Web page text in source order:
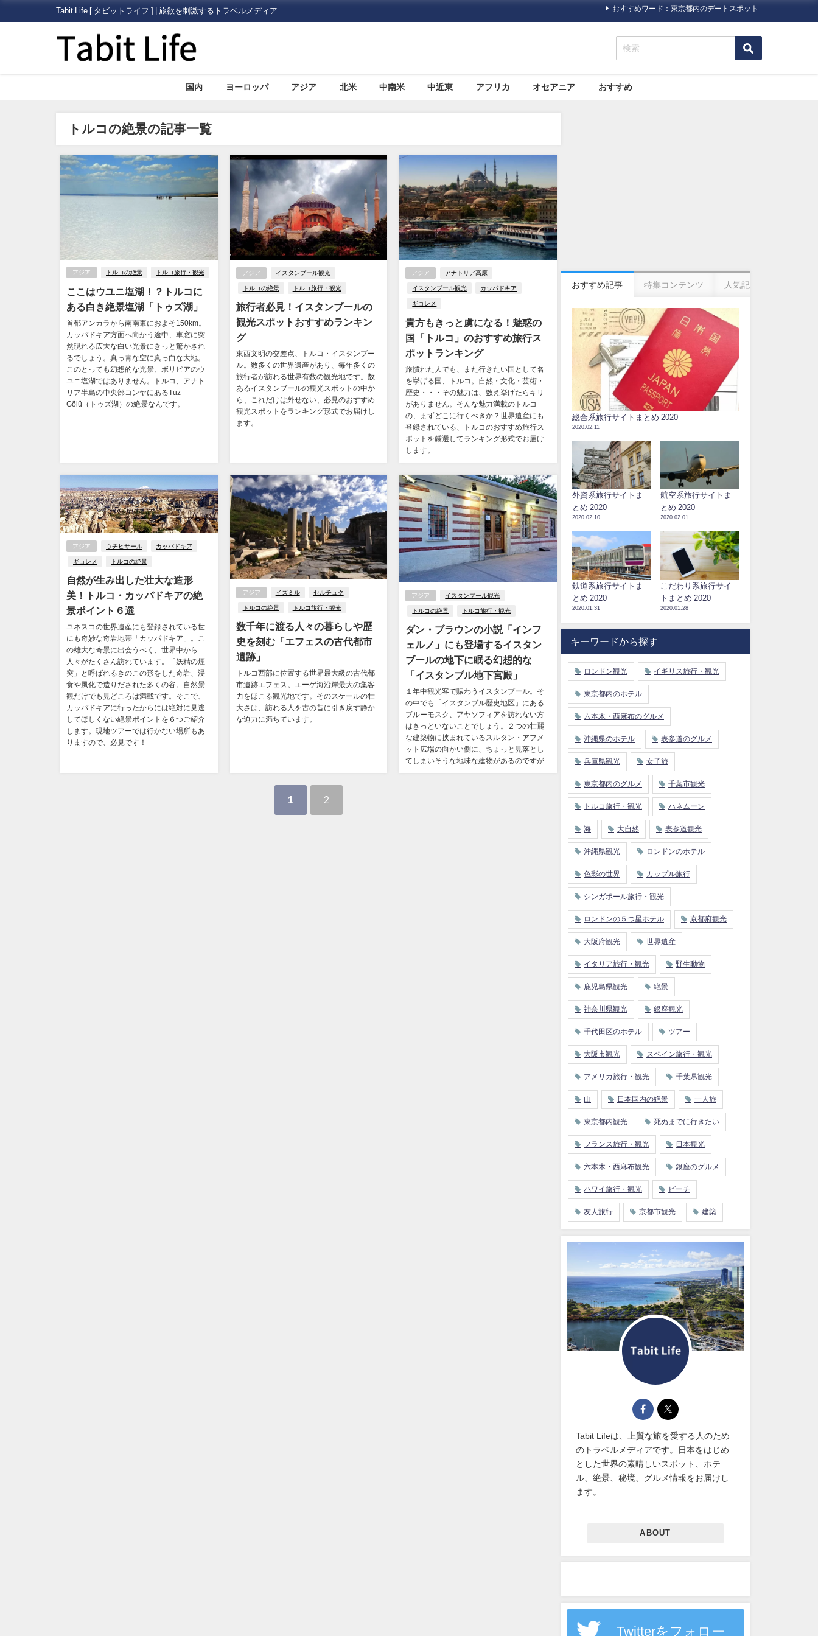
Tabit Life [ タビットライフ ] | 旅欲を刺激するトラベルメディア おすすめワード：東京都内のデートスポット
国内 ヨーロッパ アジア 北米 中南米 中近東 アフリカ オセアニア おすすめ
トルコの絶景の記事一覧
アジア トルコの絶景 トルコ旅行・観光
ここはウユニ塩湖！？トルコに
ある白き絶景塩湖「トゥズ湖」
首都アンカラから南南東におよそ150km。
カッパドキア方面へ向かう途中、車窓に突
然現れる広大な白い光景にきっと驚かされ
るでしょう。真っ青な空に真っ白な大地。
このとっても幻想的な光景、ボリビアのウ
ユニ塩湖ではありません。トルコ、アナト
リア半島の中央部コンヤにあるTuz
Gölü（トゥズ湖）の絶景なんです。
アジア イスタンブール観光
トルコの絶景 トルコ旅行・観光
旅行者必見！イスタンブールの
観光スポットおすすめランキン
グ
東西文明の交差点、トルコ・イスタンブー
ル。数多くの世界遺産があり、毎年多くの
旅行者が訪れる世界有数の観光地です。数
あるイスタンブールの観光スポットの中か
ら、これだけは外せない、必見のおすすめ
観光スポットをランキング形式でお届けし
ます。
アジア アナトリア高原
イスタンブール観光 カッパドキア
ギョレメ
貴方もきっと虜になる！魅惑の
国「トルコ」のおすすめ旅行ス
ポットランキング
旅慣れた人でも、また行きたい国として名
を挙げる国、トルコ。自然・文化・芸術・
歴史・・・その魅力は、数え挙げたらキリ
がありません。そんな魅力満載のトルコ
の、まずどこに行くべきか？世界遺産にも
登録されている、トルコのおすすめ旅行ス
ポットを厳選してランキング形式でお届け
します。
アジア ウチヒサール カッパドキア
ギョレメ トルコの絶景
自然が生み出した壮大な造形
美！トルコ・カッパドキアの絶
景ポイント６選
ユネスコの世界遺産にも登録されている世
にも奇妙な奇岩地帯「カッパドキア」。こ
の雄大な奇景に出会うべく、世界中から
人々がたくさん訪れています。「妖精の煙
突」と呼ばれるきのこの形をした奇岩、浸
食や風化で造りだされた多くの谷。自然景
観だけでも見どころは満載です。そこで、
カッパドキアに行ったからには絶対に見逃
してほしくない絶景ポイントを６つご紹介
します。現地ツアーでは行かない場所もあ
りますので、必見です！
アジア イズミル セルチュク
トルコの絶景 トルコ旅行・観光
数千年に渡る人々の暮らしや歴
史を刻む「エフェスの古代都市
遺跡」
トルコ西部に位置する世界最大級の古代都
市遺跡エフェス。エーゲ海沿岸最大の集客
力をほこる観光地です。そのスケールの壮
大さは、訪れる人を古の昔に引き戻す静か
な迫力に満ちています。
アジア イスタンブール観光
トルコの絶景 トルコ旅行・観光
ダン・ブラウンの小説「インフ
ェルノ」にも登場するイスタン
ブールの地下に眠る幻想的な
「イスタンブル地下宮殿」
１年中観光客で賑わうイスタンブール。そ
の中でも「イスタンブル歴史地区」にある
ブルーモスク、アヤソフィアを訪れない方
はきっといないことでしょう。２つの壮麗
な建築物に挟まれているスルタン・アフメ
ット広場の向かい側に、ちょっと見落とし
てしまいそうな地味な建物があるのですが...
1 2
おすすめ記事 特集コンテンツ 人気記事
総合系旅行サイトまとめ 2020
2020.02.11
外資系旅行サイトま
とめ 2020
2020.02.10
航空系旅行サイトま
とめ 2020
2020.02.01
鉄道系旅行サイトま
とめ 2020
2020.01.31
こだわり系旅行サイ
トまとめ 2020
2020.01.28
キーワードから探す
ロンドン観光 イギリス旅行・観光
東京都内のホテル
六本木・西麻布のグルメ
沖縄県のホテル 表参道のグルメ
兵庫県観光 女子旅
東京都内のグルメ 千葉市観光
トルコ旅行・観光 ハネムーン
海 大自然 表参道観光
沖縄県観光 ロンドンのホテル
色彩の世界 カップル旅行
シンガポール旅行・観光
ロンドンの５つ星ホテル 京都府観光
大阪府観光 世界遺産
イタリア旅行・観光 野生動物
鹿児島県観光 絶景
神奈川県観光 銀座観光
千代田区のホテル ツアー
大阪市観光 スペイン旅行・観光
アメリカ旅行・観光 千葉県観光
山 日本国内の絶景 一人旅
東京都内観光 死ぬまでに行きたい
フランス旅行・観光 日本観光
六本木・西麻布観光 銀座のグルメ
ハワイ旅行・観光 ビーチ
友人旅行 京都市観光 建築
Tabit Lifeは、上質な旅を愛する人のため
のトラベルメディアです。日本をはじめ
とした世界の素晴しいスポット、ホテ
ル、絶景、秘境、グルメ情報をお届けし
ます。
ABOUT
Twitterをフォロー